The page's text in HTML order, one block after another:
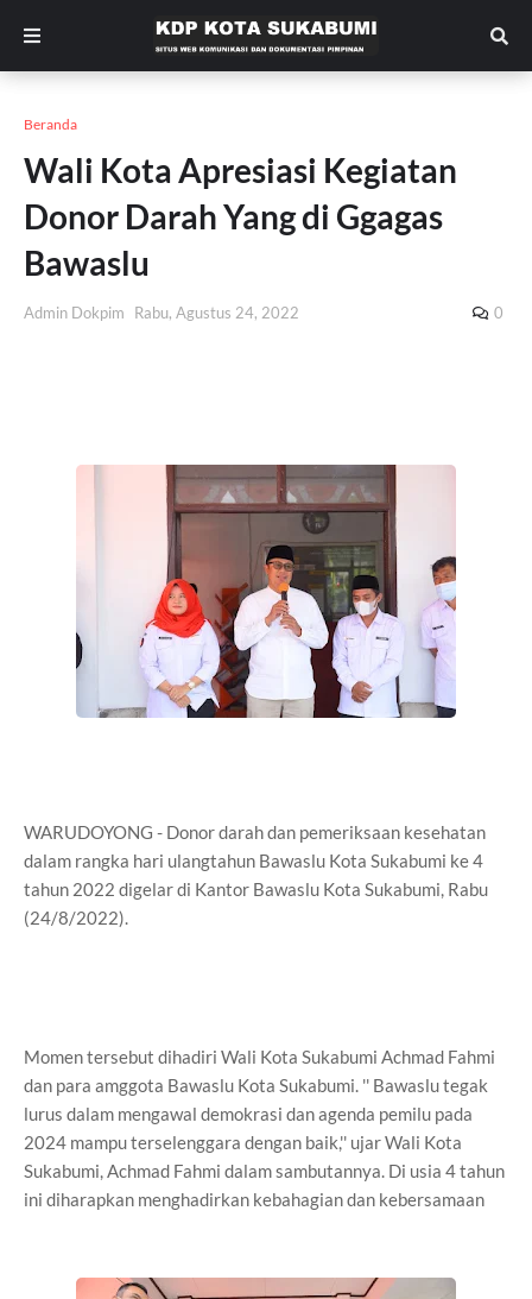
Beranda
Wali Kota Apresiasi Kegiatan
Donor Darah Yang di Ggagas
Bawaslu
Admin Dokpim Rabu, Agustus 24, 2022 0
WARUDOYONG - Donor darah dan pemeriksaan kesehatan
dalam rangka hari ulangtahun Bawaslu Kota Sukabumi ke 4
tahun 2022 digelar di Kantor Bawaslu Kota Sukabumi, Rabu
(24/8/2022).
Momen tersebut dihadiri Wali Kota Sukabumi Achmad Fahmi
dan para amggota Bawaslu Kota Sukabumi. '' Bawaslu tegak
lurus dalam mengawal demokrasi dan agenda pemilu pada
2024 mampu terselenggara dengan baik,'' ujar Wali Kota
Sukabumi, Achmad Fahmi dalam sambutannya. Di usia 4 tahun
ini diharapkan menghadirkan kebahagian dan kebersamaan